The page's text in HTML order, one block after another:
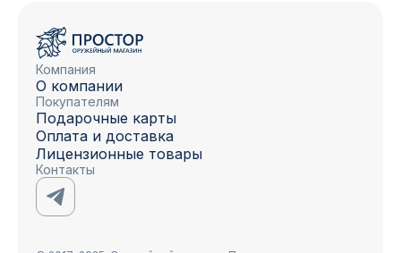
Компания
О компании
Покупателям
Подарочные карты
Оплата и доставка
Лицензионные товары
Контакты